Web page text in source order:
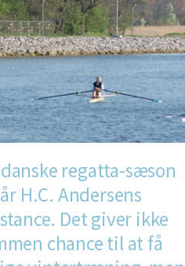
regatta-sæson
H.C. Andersens
Det giver ikke
chance til at få